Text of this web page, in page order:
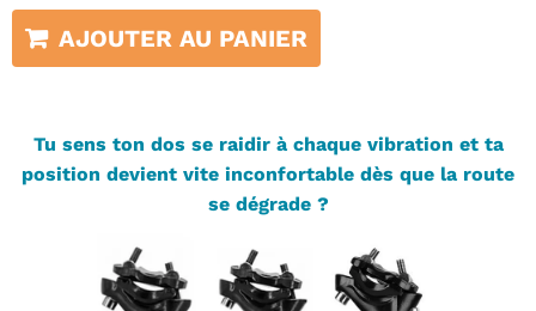
AJOUTER AU PANIER
Tu sens ton dos se raidir à chaque vibration et ta
position devient vite inconfortable dès que la route
se dégrade ?